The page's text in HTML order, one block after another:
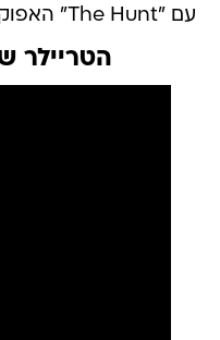
עם "The Hunt" האפוקליפיטי.
הטריילר